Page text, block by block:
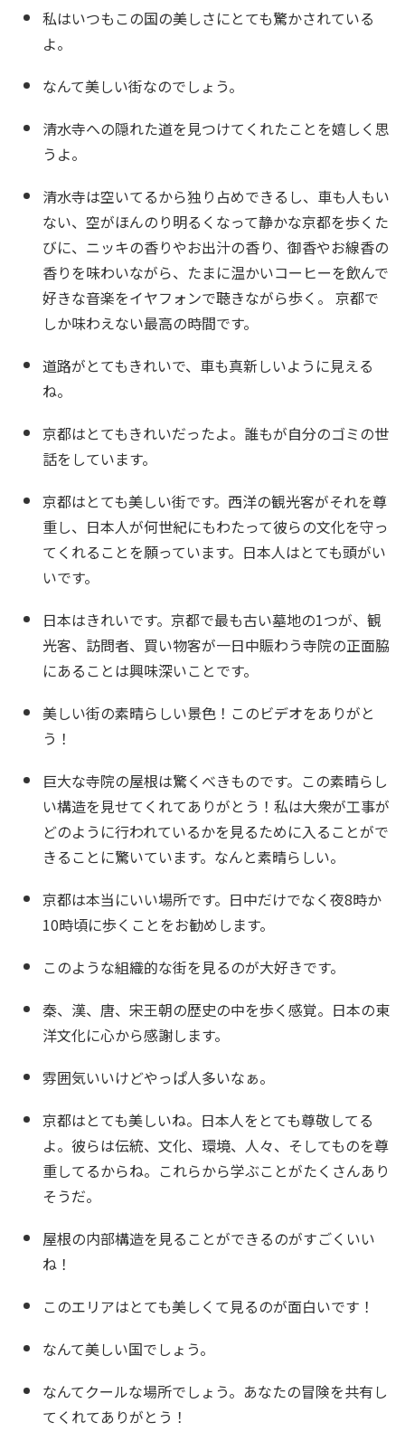
私はいつもこの国の美しさにとても驚かされている
よ。
なんて美しい街なのでしょう。
清水寺への隠れた道を見つけてくれたことを嬉しく思
うよ。
清水寺は空いてるから独り占めできるし、車も人もい
ない、空がほんのり明るくなって静かな京都を歩くた
びに、ニッキの香りやお出汁の香り、御香やお線香の
香りを味わいながら、たまに温かいコーヒーを飲んで
好きな音楽をイヤフォンで聴きながら歩く。 京都で
しか味わえない最高の時間です。
道路がとてもきれいで、車も真新しいように見える
ね。
京都はとてもきれいだったよ。誰もが自分のゴミの世
話をしています。
京都はとても美しい街です。西洋の観光客がそれを尊
重し、日本人が何世紀にもわたって彼らの文化を守っ
てくれることを願っています。日本人はとても頭がい
いです。
日本はきれいです。京都で最も古い墓地の1つが、観
光客、訪問者、買い物客が一日中賑わう寺院の正面脇
にあることは興味深いことです。
美しい街の素晴らしい景色！このビデオをありがと
う！
巨大な寺院の屋根は驚くべきものです。この素晴らし
い構造を見せてくれてありがとう！私は大衆が工事が
どのように行われているかを見るために入ることがで
きることに驚いています。なんと素晴らしい。
京都は本当にいい場所です。日中だけでなく夜8時か
10時頃に歩くことをお勧めします。
このような組織的な街を見るのが大好きです。
秦、漢、唐、宋王朝の歴史の中を歩く感覚。日本の東
洋文化に心から感謝します。
雰囲気いいけどやっぱ人多いなぁ。
京都はとても美しいね。日本人をとても尊敬してる
よ。彼らは伝統、文化、環境、人々、そしてものを尊
重してるからね。これらから学ぶことがたくさんあり
そうだ。
屋根の内部構造を見ることができるのがすごくいい
ね！
このエリアはとても美しくて見るのが面白いです！
なんて美しい国でしょう。
なんてクールな場所でしょう。あなたの冒険を共有し
てくれてありがとう！